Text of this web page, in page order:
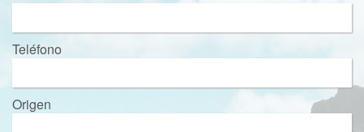
Teléfono
Origen